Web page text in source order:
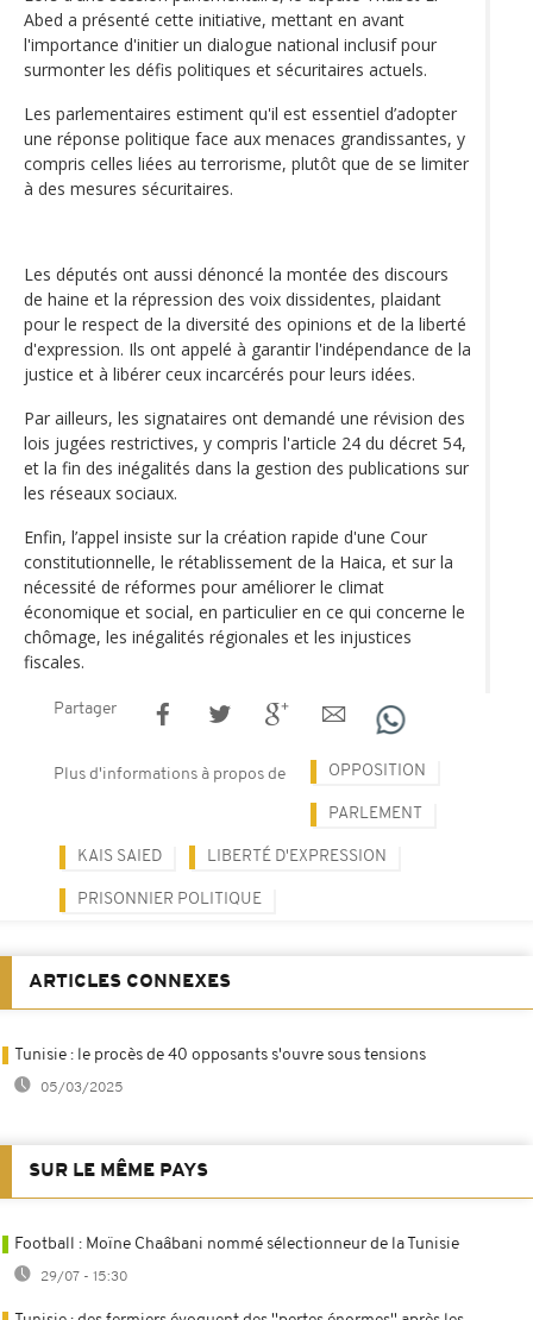
Abed a présenté cette initiative, mettant en avant
l'importance d'initier un dialogue national inclusif pour
surmonter les défis politiques et sécuritaires actuels.
Les parlementaires estiment qu'il est essentiel d’adopter
une réponse politique face aux menaces grandissantes, y
compris celles liées au terrorisme, plutôt que de se limiter
à des mesures sécuritaires.
Les députés ont aussi dénoncé la montée des discours
de haine et la répression des voix dissidentes, plaidant
pour le respect de la diversité des opinions et de la liberté
d'expression. Ils ont appelé à garantir l'indépendance de la
justice et à libérer ceux incarcérés pour leurs idées.
Par ailleurs, les signataires ont demandé une révision des
lois jugées restrictives, y compris l'article 24 du décret 54,
et la fin des inégalités dans la gestion des publications sur
les réseaux sociaux.
Enfin, l’appel insiste sur la création rapide d'une Cour
constitutionnelle, le rétablissement de la Haica, et sur la
nécessité de réformes pour améliorer le climat
économique et social, en particulier en ce qui concerne le
chômage, les inégalités régionales et les injustices
fiscales.
Partager
Plus d'informations à propos de OPPOSITION
PARLEMENT
KAIS SAIED LIBERTÉ D'EXPRESSION
PRISONNIER POLITIQUE
ARTICLES CONNEXES
Tunisie : le procès de 40 opposants s'ouvre sous tensions
05/03/2025
SUR LE MÊME PAYS
Football : Moïne Chaâbani nommé sélectionneur de la Tunisie
29/07 - 15:30